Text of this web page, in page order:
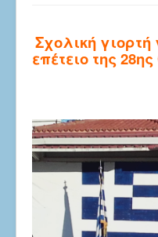
Σχολική γιορτή
επέτειο της